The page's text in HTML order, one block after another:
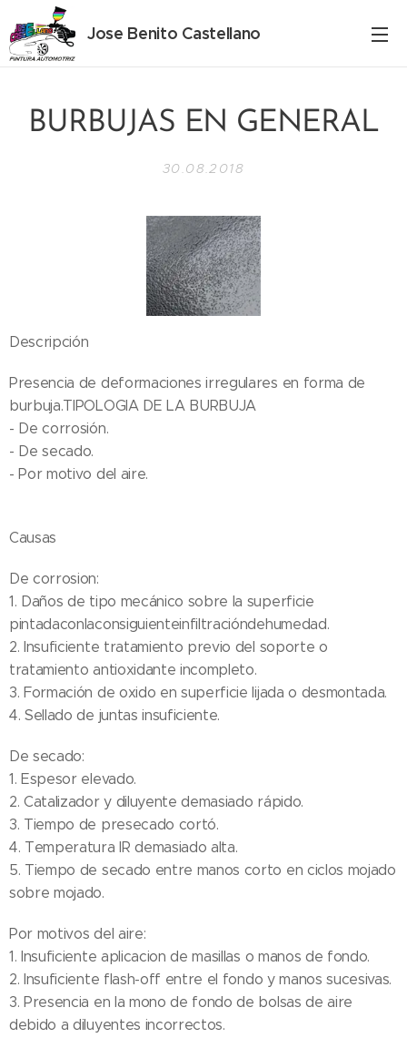
Jose Benito Castellano
BURBUJAS EN GENERAL
30.08.2018
Descripción
Presencia de deformaciones irregulares en forma de
burbuja.TIPOLOGIA DE LA BURBUJA
- De corrosión.
- De secado.
- Por motivo del aire.
Causas
De corrosion:
1. Daños de tipo mecánico sobre la superficie
pintadaconlaconsiguienteinfiltracióndehumedad.
2. Insuficiente tratamiento previo del soporte o
tratamiento antioxidante incompleto.
3. Formación de oxido en superficie lijada o desmontada.
4. Sellado de juntas insuficiente.
De secado:
1. Espesor elevado.
2. Catalizador y diluyente demasiado rápido.
3. Tiempo de presecado cortó.
4. Temperatura IR demasiado alta.
5. Tiempo de secado entre manos corto en ciclos mojado
sobre mojado.
Por motivos del aire:
1. Insuficiente aplicacion de masillas o manos de fondo.
2. Insuficiente flash-off entre el fondo y manos sucesivas.
3. Presencia en la mono de fondo de bolsas de aire
debido a diluyentes incorrectos.